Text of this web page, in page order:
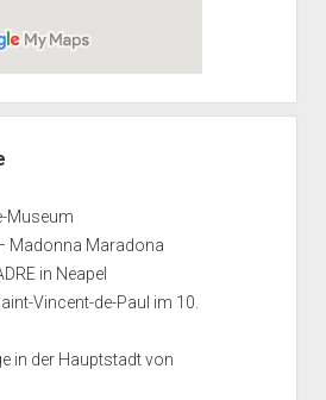
Museum
Madonna Maradona
in Neapel
Vincent-de-Paul im 10.
in der Hauptstadt von